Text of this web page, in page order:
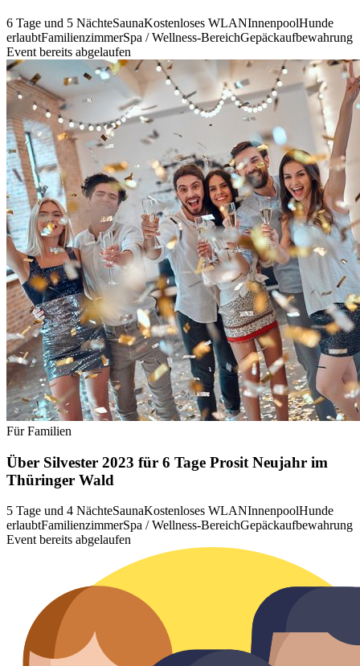
6 Tage und 5 NächteSaunaKostenloses WLANInnenpoolHunde
erlaubtFamilienzimmerSpa / Wellness-BereichGepäckaufbewahrung
Event bereits abgelaufen
Für Familien
Über Silvester 2023 für 6 Tage Prosit Neujahr im
Thüringer Wald
5 Tage und 4 NächteSaunaKostenloses WLANInnenpoolHunde
erlaubtFamilienzimmerSpa / Wellness-BereichGepäckaufbewahrung
Event bereits abgelaufen